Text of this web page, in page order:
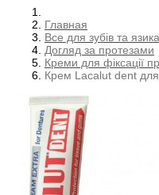
Главная
Все для зубів та язика
Догляд за протезами
Креми для фіксації
Крем Lacalut dent для